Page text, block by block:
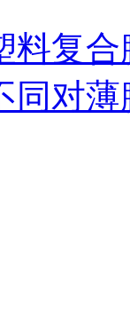
料复
同对